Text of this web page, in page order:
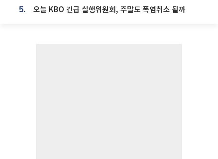
5. 오늘 KBO 긴급 실행위원회, 주말도 폭염취소 될까